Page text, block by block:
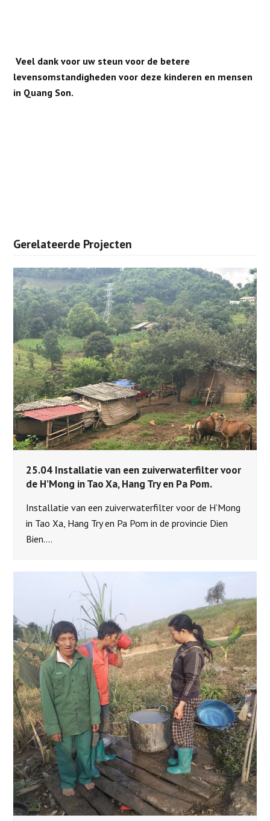
Veel dank voor uw steun voor de betere
levensomstandigheden voor deze kinderen en mensen
in Quang Son.
Gerelateerde Projecten
25.04 Installatie van een zuiverwaterfilter voor
de H’Mong in Tao Xa, Hang Try en Pa Pom.
Installatie van een zuiverwaterfilter voor de H’Mong
in Tao Xa, Hang Try en Pa Pom in de provincie Dien
Bien.…